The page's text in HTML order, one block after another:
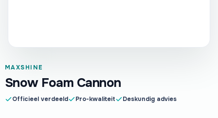
MAXSHINE
Snow Foam Cannon
Officieel verdeeld Pro-kwaliteit Deskundig advies